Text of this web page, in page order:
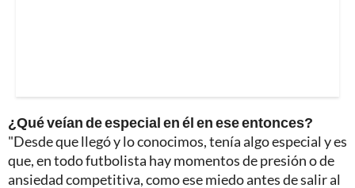
¿Qué veían de especial en él en ese entonces?
"Desde que llegó y lo conocimos, tenía algo especial y es
que, en todo futbolista hay momentos de presión o de
ansiedad competitiva, como ese miedo antes de salir al